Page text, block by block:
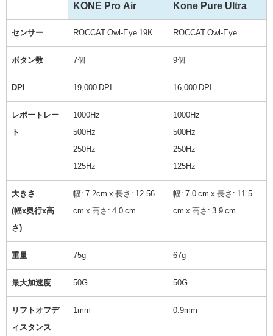
KONE Pro Air Kone Pure Ultra
センサー ROCCAT Owl-Eye 19K ROCCAT Owl-Eye
ボタン数 7個 9個
DPI 19,000 DPI 16,000 DPI
レポートレー
ト
1000Hz
500Hz
250Hz
125Hz
1000Hz
500Hz
250Hz
125Hz
大きさ
(幅x奥行x高
さ)
幅: 7.2cm x 長さ: 12.56
cm x 高さ: 4.0 cm
幅: 7.0 cm x 長さ: 11.5
cm x 高さ: 3.9 cm
重量 75g 67g
最大加速度 50G 50G
リフトオフデ
ィスタンス
1mm 0.9mm